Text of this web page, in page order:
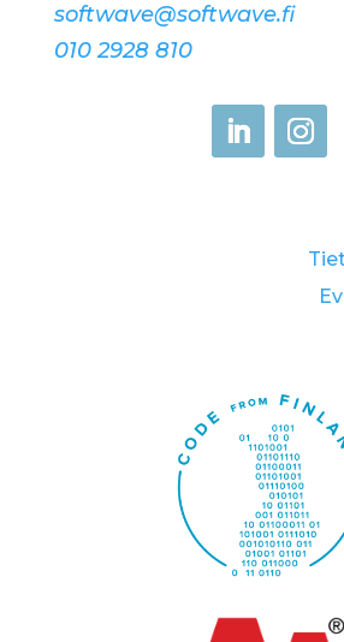
softwave@softwave.fi
010 2928 810